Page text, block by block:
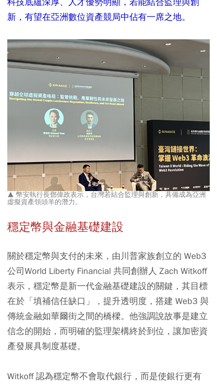
新，有望在亞洲數位資產競局中佔有一席之地。
▲ 幣安執行長鄧偉政表示，台灣若結合監理與創新，具備成為亞洲
虛擬資產領頭羊的潛力。
穩定幣與金融基礎建設
關於穩定幣與支付的未來，由川普家族創立的 Web3
公司World Liberty Financial 共同創辦人 Zach Witkoff
表示，穩定幣是新一代金融基礎建設的關鍵，其目標
在於「填補信任缺口」，提升透明度，搭建 Web3 與
傳統金融如華爾街之間的橋樑。他強調說故事是建立
信念的開始，而明確的監理架構終於到位，讓加密資
產發展具制度基礎。
Witkoff 認為穩定幣不會取代銀行，而是使銀行更有